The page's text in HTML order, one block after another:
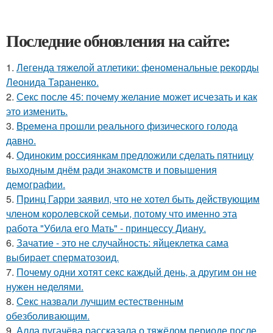
Последние обновления на сайте:
1. Легенда тяжелой атлетики: феноменальные рекорды
Леонида Тараненко.
2. Секс после 45: почему желание может исчезать и как
это изменить.
3. Bpeмена прошли реального физического голода
давно.
4. Одиноким россиянкам предложили сделать пятницу
выходным днём ради знакомств и повышения
демографии.
5. Принц Гарри заявил, что не хотел быть действующим
членом королевской семьи, потому что именно эта
работа "Убила его Мать" - принцессу Диану.
6. Зачатие - это не случайность: яйцеклетка сама
выбирает сперматозоид.
7. Почему одни хотят секс каждый день, а другим он не
нужен неделями.
8. Секс назвали лучшим естественным
обезболивающим.
9. Алла пугачёва рассказала о тяжёлом периоде после